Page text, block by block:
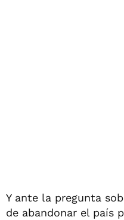
Y ante la pregunta
de abandonar el país